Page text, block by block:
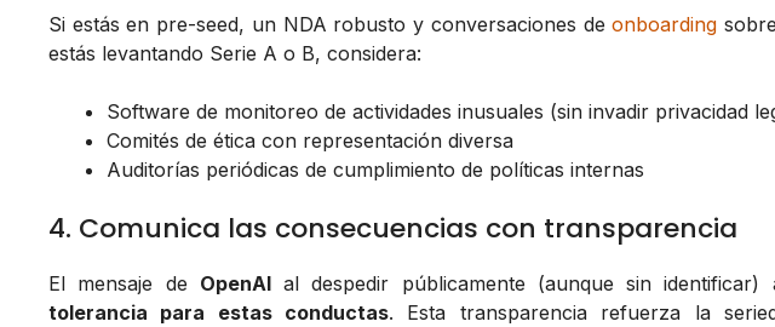
Si estás en pre-seed, un NDA robusto y conversaciones deonboarding
estás levantando Serie A o B, considera:
Software de monitoreo de actividades inusuales (sin invadir privacidad
Comités de ética con representación diversa
Auditorías periódicas de cumplimiento de políticas internas
4. Comunica las consecuencias con transparencia
El mensaje de OpenAIal despedir públicamente (aunque sin identificar)
tolerancia para estas conductas. Esta transparencia refuerza la